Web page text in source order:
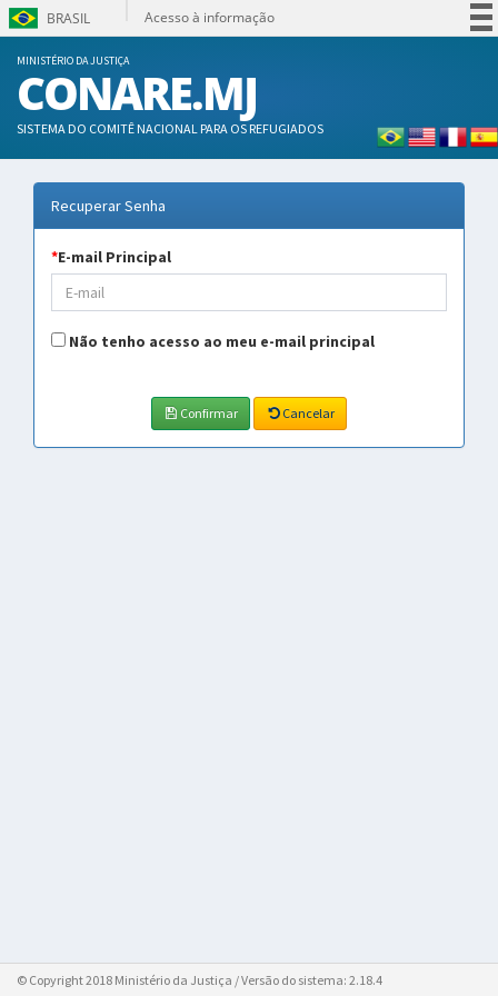
BRASIL
Acesso à informação
Canais
MINISTÉRIO DA JUSTIÇA
CONARE.MJ
SISTEMA DO COMITÊ NACIONAL PARA OS REFUGIADOS
Recuperar Senha
*E-mail Principal
Não tenho acesso ao meu e-mail principal
Confirmar Cancelar
© Copyright 2018 Ministério da Justiça / Versão do sistema: 2.18.4